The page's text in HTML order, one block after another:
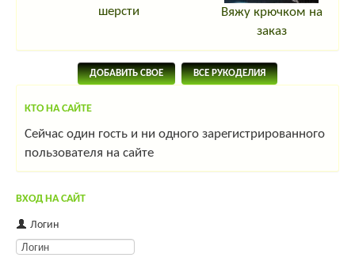
шерсти
Вяжу крючком на
заказ
ДОБАВИТЬ СВОЕ ВСЕ РУКОДЕЛИЯ
КТО НА САЙТЕ
Сейчас один гость и ни одного зарегистрированного
пользователя на сайте
ВХОД НА САЙТ
Логин